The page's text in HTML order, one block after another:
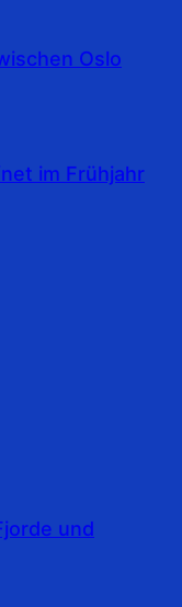
Oslo
im Frühjahr
und